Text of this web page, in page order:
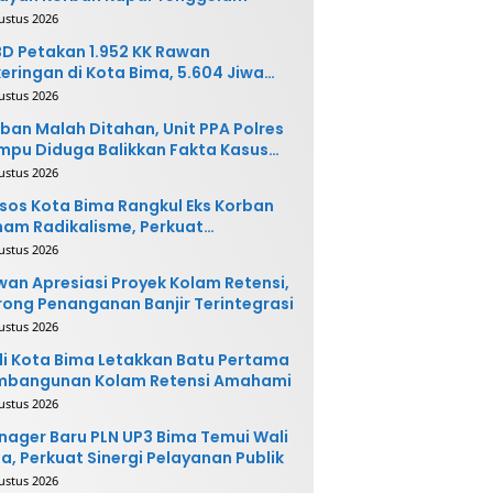
2026
Petakan 1.952 KK Rawan
di Kota Bima, 5.604 Jiwa
Terdampak
2026
Malah Ditahan, Unit PPA Polres
Diduga Balikkan Fakta Kasus
2026
Kota Bima Rangkul Eks Korban
Radikalisme, Perkuat
Sosial
2026
Apresiasi Proyek Kolam Retensi,
Penanganan Banjir Terintegrasi
2026
Kota Bima Letakkan Batu Pertama
Kolam Retensi Amahami
2026
Baru PLN UP3 Bima Temui Wali
Perkuat Sinergi Pelayanan Publik
2026